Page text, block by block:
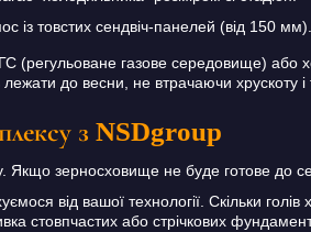
із товстих сендвіч-панелей (від 150 мм).
(регульоване газове середовище)
до весни, не втрачаючи хрускоту і
з NSDgroup
Якщо зерносховище не буде готове
від вашої технології. Скільки
стовпчастих або стрічкових